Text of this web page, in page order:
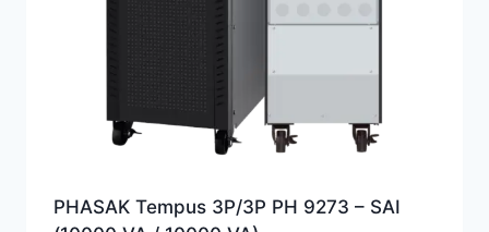
PHASAK Tempus 3P/3P PH 9273 – SAI